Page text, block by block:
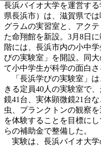
長浜バイオ大学を運営す
県長浜市）は、滋賀県で
グラムの実習室と、アク
た命翔館を新設。3月8日
階には、長浜市内の小中
びの実験室」を開設。同
て小中学生が科学の面白さ
「長浜学びの実験室」は
きる定員40人の実験室で
鏡41台、実体顕微鏡21台
虫、プランクトンの観察
を体験することを目標に
らの補助金で整備した。
実験は、長浜バイオ大学